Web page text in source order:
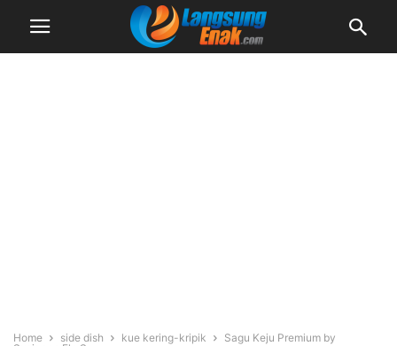
Home side dish kue kering-kripik
Sagu Keju Premium by